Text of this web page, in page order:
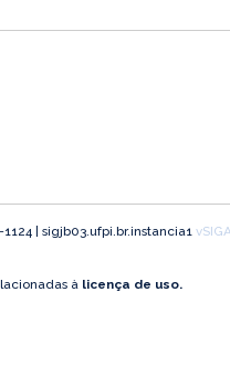
| sigjb03.ufpi.br.instancia1
à licença de uso.